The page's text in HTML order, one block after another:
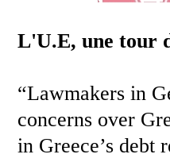
L'U.E, une tour
“Lawmakers in
concerns over
in Greece’s debt